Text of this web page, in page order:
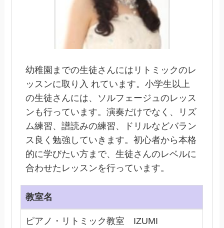
幼稚園までの生徒さんにはリトミックのレ
ッスンに取り入 れています。小学生以上
の生徒さんには、ソルフェージュのレッス
ンも行っています。演奏だけでなく、リズ
ム練習、譜読みの練習、ドリルなどバラン
ス良く勉強していきます。初心者から本格
的に学びたい方まで、生徒さんのレベルに
合わせたレッスンを行っています。
教室名
ピアノ・リトミック教室 IZUMI